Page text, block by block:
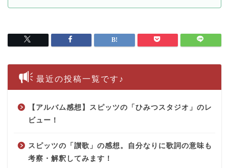
最近の投稿一覧です♪
【アルバム感想】スピッツの「ひみつスタジオ」のレ
ビュー！
スピッツの「讃歌」の感想。自分なりに歌詞の意味も
考察・解釈してみます！